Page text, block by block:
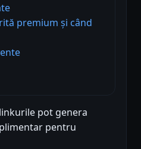
premium și când
pot genera
pentru